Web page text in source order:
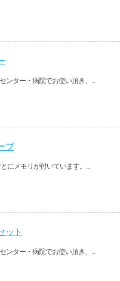
ンター・病院でお使い頂き、...
ブ
にメモリが付いています。...
ット
ンター・病院でお使い頂き、...